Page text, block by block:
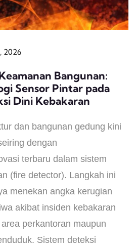
2026
Bangunan:
Sensor Pintar pada
Dini Kebakaran
dan bangunan gedung kini
dengan
terbaru dalam sistem
(fire detector). Langkah ini
menekan angka kerugian
akibat insiden kebakaran
perkantoran maupun
​Sistem deteksi